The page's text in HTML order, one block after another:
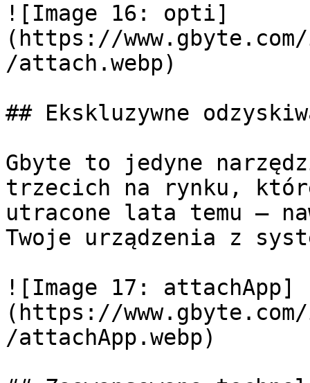
![Image 16: opti]
(https://
/attach.webp)
## Ekskluzywne
Gbyte to jedyne
trzecich na rynku, które
utracone lata temu —
Twoje urządzenia z
![Image 17: attachApp]
(https://
/attachApp.webp)